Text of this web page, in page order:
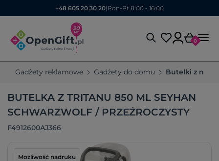
+48 605 20 30 20| Pon-Pt 8:00 - 16:00
0
Gadżety reklamowe Gadżety do domu Butelki z
BUTELKA Z TRITANU 850 ML SEYHAN
SCHWARZWOLF / PRZEŹROCZYSTY
F4912600AJ366
Możliwość nadruku